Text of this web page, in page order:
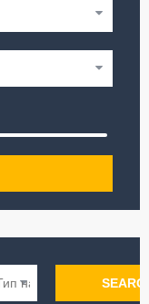
SEARCH